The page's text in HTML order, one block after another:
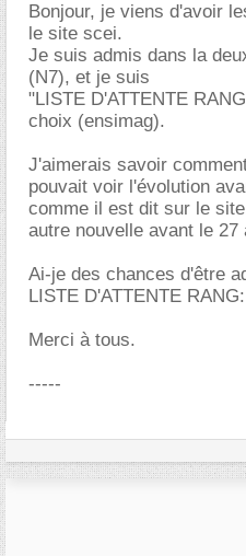
Bonjour, je viens d'avoir
le site scei.
Je suis admis dans la
(N7), et je suis
"LISTE D'ATTENTE
choix (ensimag).
J'aimerais savoir
pouvait voir l'évolution
comme il est dit sur le
autre nouvelle avant le 27
Ai-je des chances d'être
LISTE D'ATTENTE
Merci à tous.
-----